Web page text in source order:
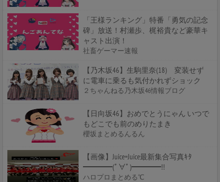
「王様ランキング」特番「勇気の記念
碑」放送！村瀬歩、梶裕貴など豪華キ
ャスト出演！
社畜ゲーマー速報
【乃木坂46】生駒里奈(18) 変装せず
に電車に乗るも気付かれずショック
２ちゃんねる乃木坂46情報ブログ
【日向坂46】おめでとうにゃん いつで
もどこでも前のめりたまき
櫻坂まとめるんるん
【画像】Juice=Juice最新集合写真ｷﾀ
━━━━(ﾟ∀ﾟ)━━━━!!
ハロプロまとめる℃